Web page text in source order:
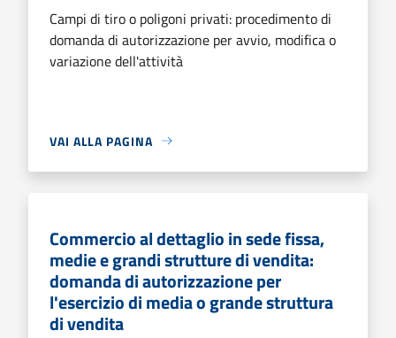
Campi di tiro o poligoni privati: procedimento di
domanda di autorizzazione per avvio, modifica o
variazione dell'attività
VAI ALLA PAGINA
Commercio al dettaglio in sede fissa,
medie e grandi strutture di vendita:
domanda di autorizzazione per
l'esercizio di media o grande struttura
di vendita